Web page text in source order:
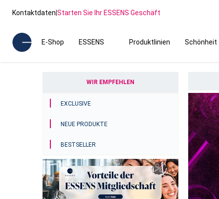
Kontaktdaten|Starten Sie Ihr ESSENS Geschäft
E-Shop ESSENS Produktlinien Schönheit
WIR EMPFEHLEN
EXCLUSIVE
NEUE PRODUKTE
BESTSELLER